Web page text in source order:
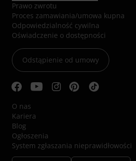
Prawo zwrotu
Proces zamawiania/umowa kupna
Odpowiedzialność cywilna
Oświadczenie o dostępności
Odstąpienie od umowy
O nas
Kariera
Blog
Ogłoszenia
System zgłaszania nieprawidłowości